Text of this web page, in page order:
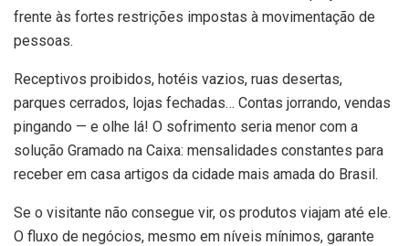
frente às fortes restrições impostas à movimentação de
pessoas.
Receptivos proibidos, hotéis vazios, ruas desertas,
parques cerrados, lojas fechadas… Contas jorrando, vendas
pingando — e olhe lá! O sofrimento seria menor com a
solução Gramado na Caixa: mensalidades constantes para
receber em casa artigos da cidade mais amada do Brasil.
Se o visitante não consegue vir, os produtos viajam até ele.
O fluxo de negócios, mesmo em níveis mínimos, garante